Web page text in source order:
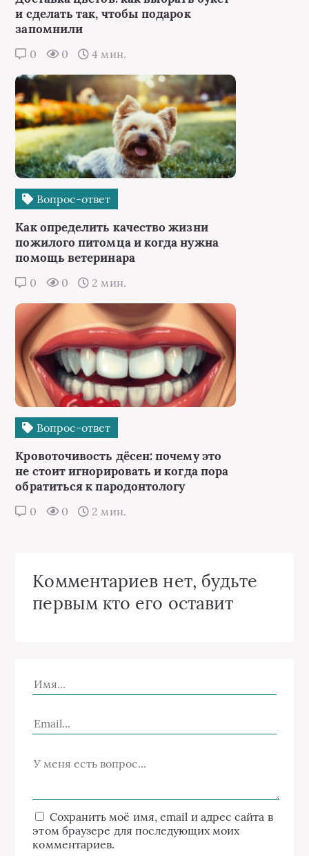
и сделать так, чтобы подарок
запомнили
0 0 4 мин.
Вопрос-ответ
Как определить качество жизни
пожилого питомца и когда нужна
помощь ветеринара
0 0 2 мин.
Вопрос-ответ
Кровоточивость дёсен: почему это
не стоит игнорировать и когда пора
обратиться к пародонтологу
0 0 2 мин.
Комментариев нет, будьте
первым кто его оставит
Сохранить моё имя, email и адрес сайта в
этом браузере для последующих моих
комментариев.